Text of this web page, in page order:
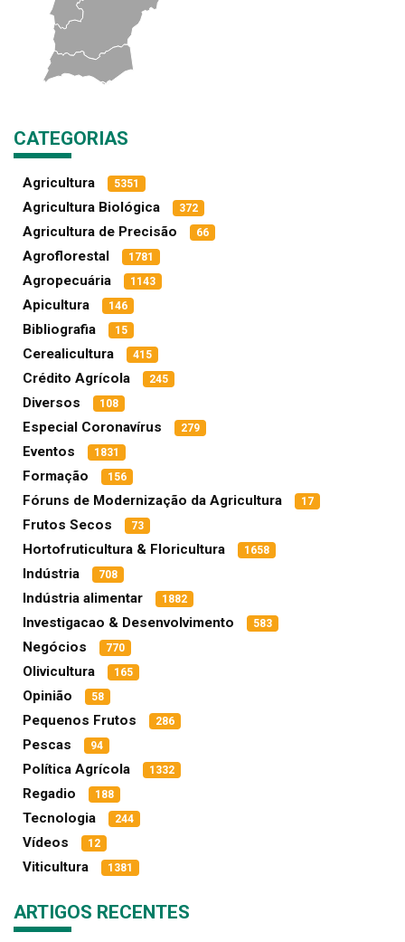
CATEGORIAS
Agricultura 5351
Agricultura Biológica 372
Agricultura de Precisão 66
Agroflorestal 1781
Agropecuária 1143
Apicultura 146
Bibliografia 15
Cerealicultura 415
Crédito Agrícola 245
Diversos 108
Especial Coronavírus 279
Eventos 1831
Formação 156
Fóruns de Modernização da Agricultura 17
Frutos Secos 73
Hortofruticultura & Floricultura 1658
Indústria 708
Indústria alimentar 1882
Investigacao & Desenvolvimento 583
Negócios 770
Olivicultura 165
Opinião 58
Pequenos Frutos 286
Pescas 94
Política Agrícola 1332
Regadio 188
Tecnologia 244
Vídeos 12
Viticultura 1381
ARTIGOS RECENTES